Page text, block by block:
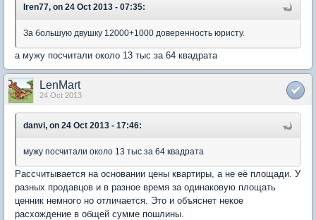
Iren77, on 24 Oct 2013 - 07:35:
За большую двушку 12000+1000 доверенность юристу.
а мужу посчитали около 13 тыс за 64 квадрата
LenMart
24 Oct 2013
danvi, on 24 Oct 2013 - 17:46:
мужу посчитали около 13 тыс за 64 квадрата
Рассчитывается на основании цены квартиры, а не её площади. У
разных продавцов и в разное время за одинаковую площать
ценник немного но отличается. Это и объяснет некое
расхождение в общей сумме пошлины.